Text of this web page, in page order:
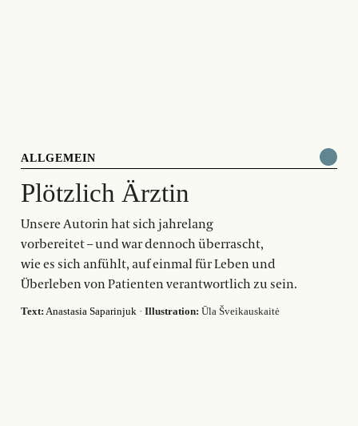
ALLGEMEIN
Plötzlich Ärztin
Unsere Autorin hat sich jahrelang
vorbereitet – und war dennoch überrascht,
wie es sich anfühlt, auf einmal für Leben und
Überleben von Patienten verantwortlich zu sein.
Text: Anastasia Saparinjuk · Illustration: Ūla Šveikauskaitė